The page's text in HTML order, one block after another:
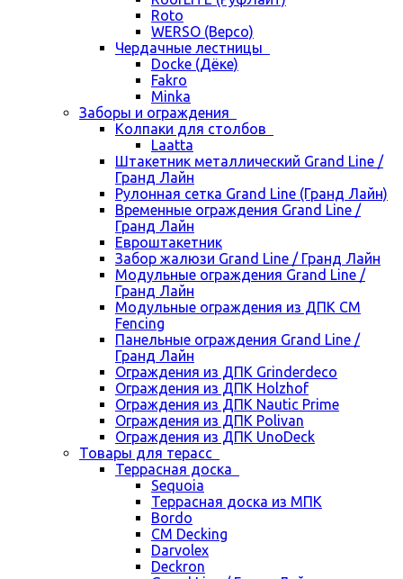
Roto
WERSO (Версо)
Чердачные лестницы
Docke (Дёке)
Fakro
Minka
Заборы и ограждения
Колпаки для столбов
Laatta
Штакетник металлический Grand Line /
Гранд Лайн
Рулонная сетка Grand Line (Гранд Лайн)
Временные ограждения Grand Line /
Гранд Лайн
Евроштакетник
Забор жалюзи Grand Line / Гранд Лайн
Модульные ограждения Grand Line /
Гранд Лайн
Модульные ограждения из ДПК CM
Fencing
Панельные ограждения Grand Line /
Гранд Лайн
Ограждения из ДПК Grinderdeco
Ограждения из ДПК Holzhof
Ограждения из ДПК Nautic Prime
Ограждения из ДПК Polivan
Ограждения из ДПК UnoDeck
Товары для терасс
Террасная доска
Sequoia
Террасная доска из МПК
Bordo
CM Decking
Darvolex
Deckron